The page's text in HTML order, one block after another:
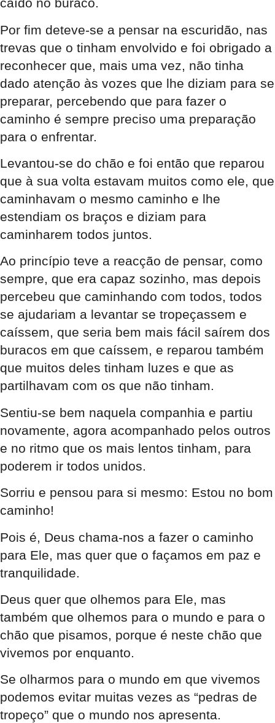
caído no buraco.
Por fim deteve-se a pensar na escuridão, nas
trevas que o tinham envolvido e foi obrigado a
reconhecer que, mais uma vez, não tinha
dado atenção às vozes que lhe diziam para se
preparar, percebendo que para fazer o
caminho é sempre preciso uma preparação
para o enfrentar.
Levantou-se do chão e foi então que reparou
que à sua volta estavam muitos como ele, que
caminhavam o mesmo caminho e lhe
estendiam os braços e diziam para
caminharem todos juntos.
Ao princípio teve a reacção de pensar, como
sempre, que era capaz sozinho, mas depois
percebeu que caminhando com todos, todos
se ajudariam a levantar se tropeçassem e
caíssem, que seria bem mais fácil saírem dos
buracos em que caíssem, e reparou também
que muitos deles tinham luzes e que as
partilhavam com os que não tinham.
Sentiu-se bem naquela companhia e partiu
novamente, agora acompanhado pelos outros
e no ritmo que os mais lentos tinham, para
poderem ir todos unidos.
Sorriu e pensou para si mesmo: Estou no bom
caminho!
Pois é, Deus chama-nos a fazer o caminho
para Ele, mas quer que o façamos em paz e
tranquilidade.
Deus quer que olhemos para Ele, mas
também que olhemos para o mundo e para o
chão que pisamos, porque é neste chão que
vivemos por enquanto.
Se olharmos para o mundo em que vivemos
podemos evitar muitas vezes as “pedras de
tropeço” que o mundo nos apresenta.